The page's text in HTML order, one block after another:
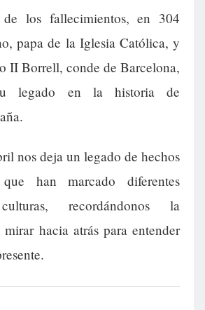
los fallecimientos, en 304
papa de la Iglesia Católica, y
II Borrell, conde de Barcelona,
legado en la historia de
nos deja un legado de hechos
han marcado diferentes
recordándonos la
hacia atrás para entender